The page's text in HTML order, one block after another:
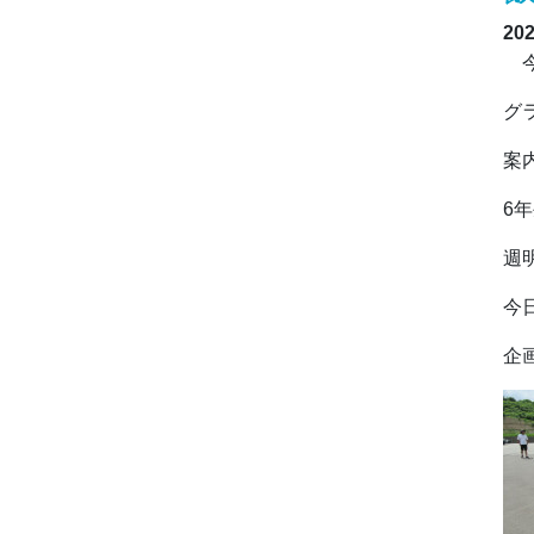
グ
案
6
週
今
企